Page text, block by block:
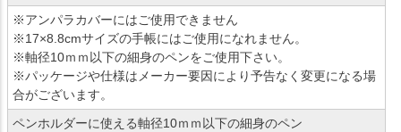
※アンパラカバーにはご使用できません
※17×8.8cmサイズの手帳にはご使用になれません。
※軸径10ｍｍ以下の細身のペンをご使用下さい。
※パッケージや仕様はメーカー要因により予告なく変更になる場
合がございます。
ペンホルダーに使える軸径10ｍｍ以下の細身のペン